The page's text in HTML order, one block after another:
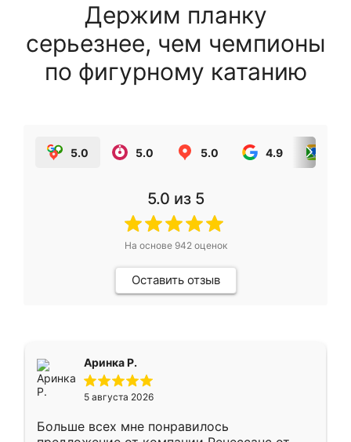
Держим планку
серьезнее, чем чемпионы
по фигурному катанию
5.0 5.0 5.0 4.9
5.0 из 5
На основе 942оценок
Оставить отзыв
Аринка Р.
5 августа 2026
Больше всех мне понравилось